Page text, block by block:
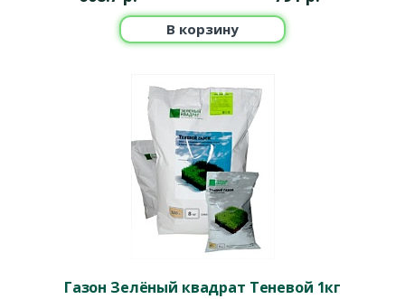
В корзину
Газон Зелёный квадрат Теневой 1кг